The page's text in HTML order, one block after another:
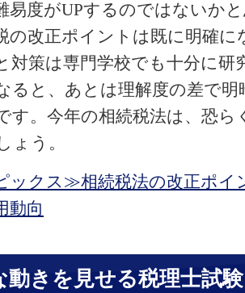
易度がUPするのではないか
の改正ポイントは既に明確
対策は専門学校でも十分に
ると、あとは理解度の差で
す。今年の相続税法は、恐
ょう。
ックス≫相続税法の改正ポイ
動向
動きを見せる税理士試